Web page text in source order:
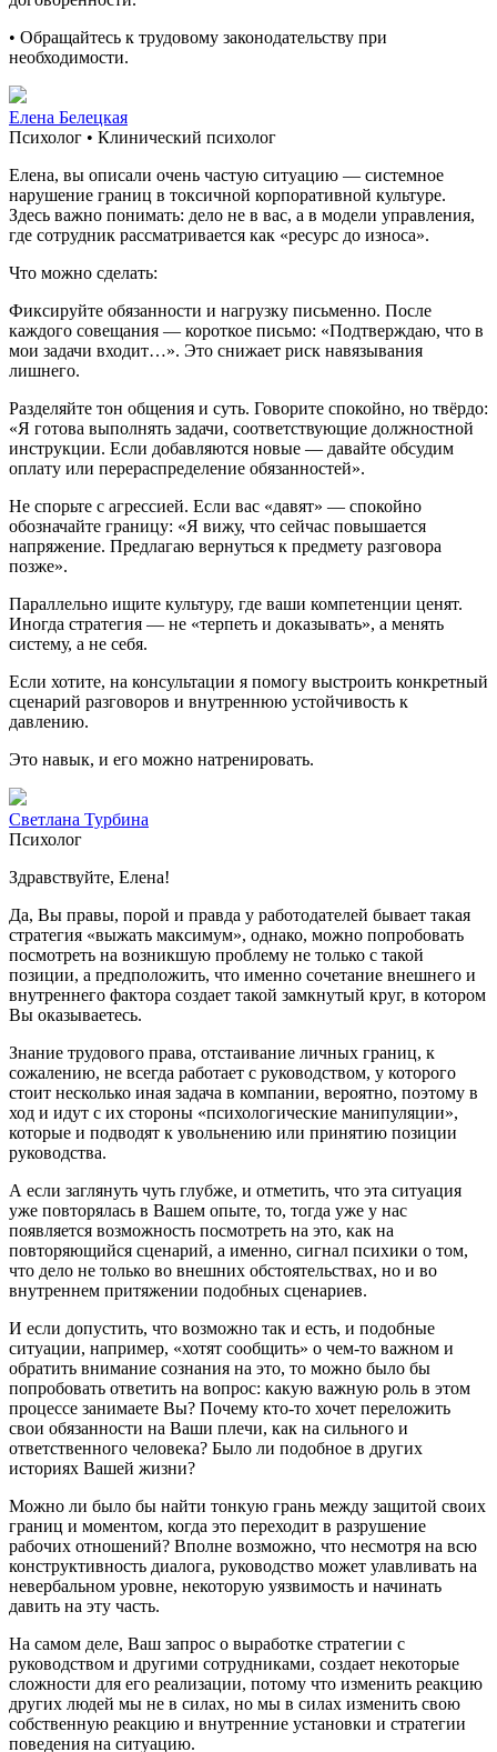
• Обращайтесь к трудовому законодательству при
необходимости.
Елена Белецкая
Психолог • Клинический психолог
Елена, вы описали очень частую ситуацию — системное
нарушение границ в токсичной корпоративной культуре.
Здесь важно понимать: дело не в вас, а в модели управления,
где сотрудник рассматривается как «ресурс до износа».
Что можно сделать:
Фиксируйте обязанности и нагрузку письменно. После
каждого совещания — короткое письмо: «Подтверждаю, что в
мои задачи входит…». Это снижает риск навязывания
лишнего.
Разделяйте тон общения и суть. Говорите спокойно, но твёрдо:
«Я готова выполнять задачи, соответствующие должностной
инструкции. Если добавляются новые — давайте обсудим
оплату или перераспределение обязанностей».
Не спорьте с агрессией. Если вас «давят» — спокойно
обозначайте границу: «Я вижу, что сейчас повышается
напряжение. Предлагаю вернуться к предмету разговора
позже».
Параллельно ищите культуру, где ваши компетенции ценят.
Иногда стратегия — не «терпеть и доказывать», а менять
систему, а не себя.
Если хотите, на консультации я помогу выстроить конкретный
сценарий разговоров и внутреннюю устойчивость к
давлению.
Это навык, и его можно натренировать.
Светлана Турбина
Психолог
Здравствуйте, Елена!
Да, Вы правы, порой и правда у работодателей бывает такая
стратегия «выжать максимум», однако, можно попробовать
посмотреть на возникшую проблему не только с такой
позиции, а предположить, что именно сочетание внешнего и
внутреннего фактора создает такой замкнутый круг, в котором
Вы оказываетесь.
Знание трудового права, отстаивание личных границ, к
сожалению, не всегда работает с руководством, у которого
стоит несколько иная задача в компании, вероятно, поэтому в
ход и идут с их стороны «психологические манипуляции»,
которые и подводят к увольнению или принятию позиции
руководства.
А если заглянуть чуть глубже, и отметить, что эта ситуация
уже повторялась в Вашем опыте, то, тогда уже у нас
появляется возможность посмотреть на это, как на
повторяющийся сценарий, а именно, сигнал психики о том,
что дело не только во внешних обстоятельствах, но и во
внутреннем притяжении подобных сценариев.
И если допустить, что возможно так и есть, и подобные
ситуации, например, «хотят сообщить» о чем-то важном и
обратить внимание сознания на это, то можно было бы
попробовать ответить на вопрос: какую важную роль в этом
процессе занимаете Вы? Почему кто-то хочет переложить
свои обязанности на Ваши плечи, как на сильного и
ответственного человека? Было ли подобное в других
историях Вашей жизни?
Можно ли было бы найти тонкую грань между защитой своих
границ и моментом, когда это переходит в разрушение
рабочих отношений? Вполне возможно, что несмотря на всю
конструктивность диалога, руководство может улавливать на
невербальном уровне, некоторую уязвимость и начинать
давить на эту часть.
На самом деле, Ваш запрос о выработке стратегии с
руководством и другими сотрудниками, создает некоторые
сложности для его реализации, потому что изменить реакцию
других людей мы не в силах, но мы в силах изменить свою
собственную реакцию и внутренние установки и стратегии
поведения на ситуацию.